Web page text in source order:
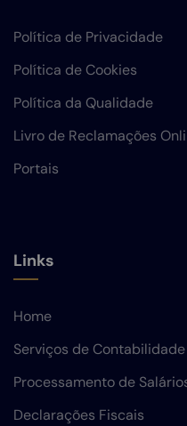
Política de Privacidade
Política de Cookies
Política da Qualidade
Livro de Reclamações
Portais
Links
Home
Serviços de Contabilidade
Processamento de
Declarações Fiscais